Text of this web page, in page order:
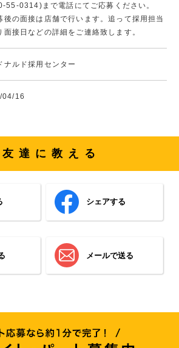
55-0314)まで電話にてご応募ください。
の面接は店舗で行います。追って採用担当
面接日などの詳細をご連絡致します。
ナルド採用センター
04/16
達に教える
シェアする
メールで送る